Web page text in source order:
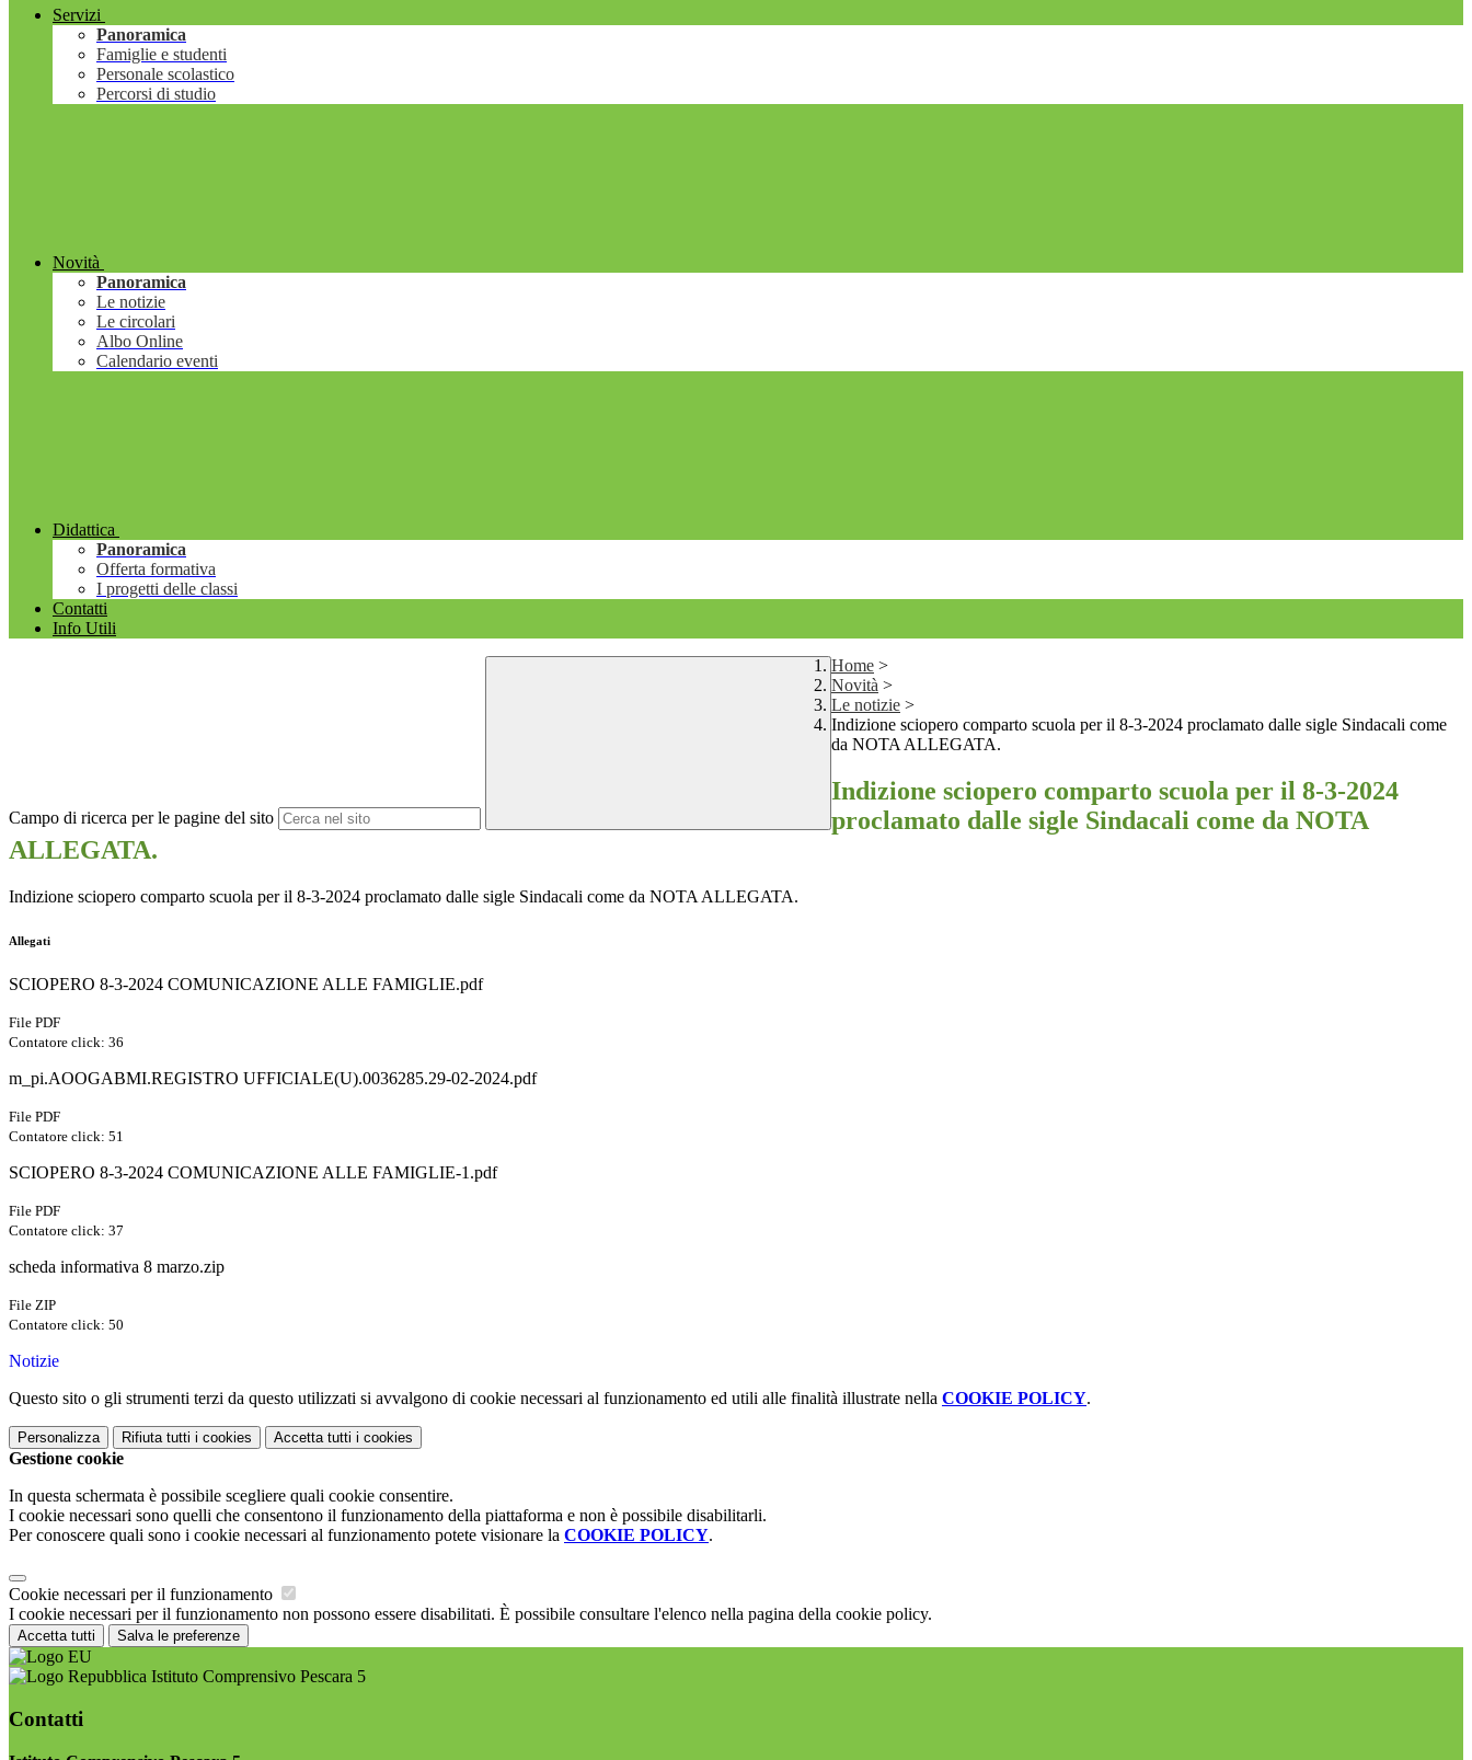
Servizi
Panoramica
Famiglie e studenti
Personale scolastico
Percorsi di studio
Novità
Panoramica
Le notizie
Le circolari
Albo Online
Calendario eventi
Didattica
Panoramica
Offerta formativa
I progetti delle classi
Contatti
Info Utili
Campo di ricerca per le pagine del sito
Home >
Novità >
Le notizie >
Indizione sciopero comparto scuola per il 8-3-2024 proclamato dalle sigle Sindacali come
da NOTA ALLEGATA.
Indizione sciopero comparto scuola per il 8-3-2024
proclamato dalle sigle Sindacali come da NOTA
ALLEGATA.
Indizione sciopero comparto scuola per il 8-3-2024 proclamato dalle sigle Sindacali come da NOTA ALLEGATA.
Allegati
SCIOPERO 8-3-2024 COMUNICAZIONE ALLE FAMIGLIE.pdf
File PDF
Contatore click: 36
m_pi.AOOGABMI.REGISTRO UFFICIALE(U).0036285.29-02-2024.pdf
File PDF
Contatore click: 51
SCIOPERO 8-3-2024 COMUNICAZIONE ALLE FAMIGLIE-1.pdf
File PDF
Contatore click: 37
scheda informativa 8 marzo.zip
File ZIP
Contatore click: 50
Notizie
Questo sito o gli strumenti terzi da questo utilizzati si avvalgono di cookie necessari al funzionamento ed utili alle finalità illustrate nella COOKIE POLICY.
Personalizza Rifiuta tutti i cookies Accetta tutti i cookies
Gestione cookie
In questa schermata è possibile scegliere quali cookie consentire.
I cookie necessari sono quelli che consentono il funzionamento della piattaforma e non è possibile disabilitarli.
Per conoscere quali sono i cookie necessari al funzionamento potete visionare la COOKIE POLICY.
Cookie necessari per il funzionamento
I cookie necessari per il funzionamento non possono essere disabilitati. È possibile consultare l'elenco nella pagina della cookie policy.
Accetta tutti Salva le preferenze
Istituto Comprensivo Pescara 5
Contatti